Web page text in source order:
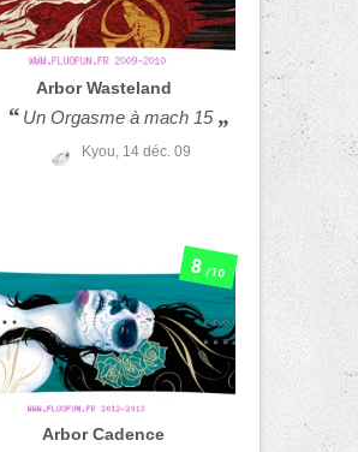
Arbor Wasteland
Un Orgasme à mach 15
Kyou, 14 déc. 09
Arbor Cadence
8/10